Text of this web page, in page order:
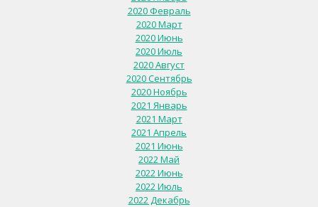
2020 Февраль
2020 Март
2020 Июнь
2020 Июль
2020 Август
2020 Сентябрь
2020 Ноябрь
2021 Январь
2021 Март
2021 Апрель
2021 Июнь
2022 Май
2022 Июнь
2022 Июль
2022 Декабрь